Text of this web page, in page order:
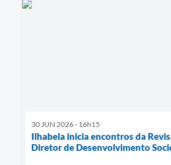
30 JUN 2026 - 16h15
Ilhabela inicia encontros da
Diretor de Desenvolvimento